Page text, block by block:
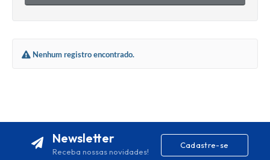
Nenhum registro encontrado.
Newsletter
Receba nossas novidades!
Cadastre-se